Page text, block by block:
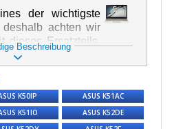
der wichtigste
achten wir
dieses Ersatzteils.
von Texten und
Form. Zu
kommt es sehr
wichtig, mit dem
umzugehen.
Beschädigungen
Beschreibung
K50IP
ASUS K51AC
K51IO
ASUS K52DE